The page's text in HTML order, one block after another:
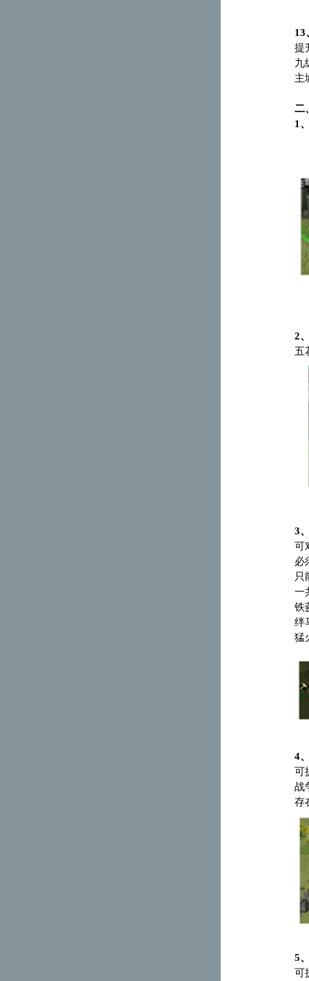
13
提
九
主
二
1
2
五
3
可
必
只
一
铁
绊
猛
4
可
战
存
5
可